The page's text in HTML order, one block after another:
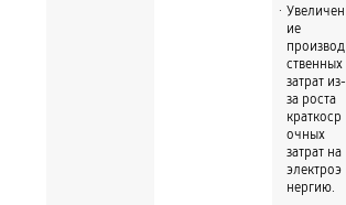
Увеличен
ие
производ
ственных
затрат из-
за роста
краткоср
очных
затрат на
электроэ
нергию.